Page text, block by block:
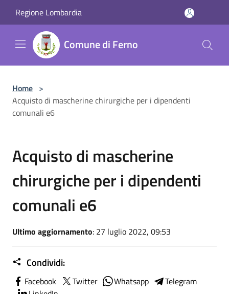
Regione Lombardia
Comune di Ferno
Home >
Acquisto di mascherine chirurgiche per i dipendenti
comunali e6
Acquisto di mascherine
chirurgiche per i dipendenti
comunali e6
Ultimo aggiornamento: 27 luglio 2022, 09:53
Condividi:
Facebook Twitter Whatsapp
Telegram